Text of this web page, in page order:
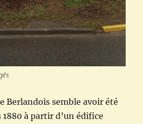
Berlandois semble avoir été
à partir d’un édifice